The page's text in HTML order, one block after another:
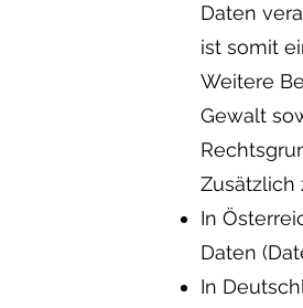
Daten
ist somit
Weitere
Gewalt
Zusätzlich
In
Daten
In